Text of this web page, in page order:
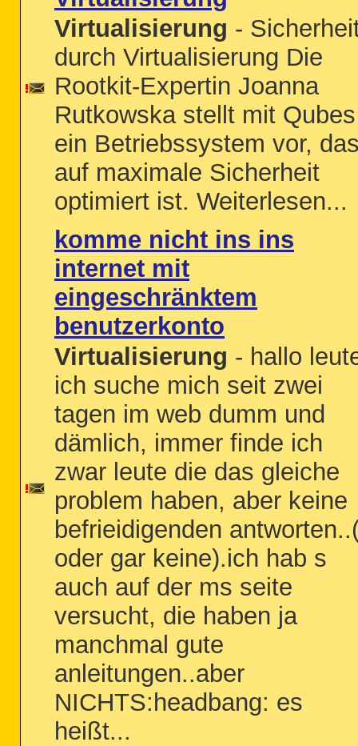
Virtualisierung -
durch Virtualisierung Die
Rootkit-Expertin Joanna
Rutkowska stellt mit Qubes
ein Betriebssystem vor,
auf maximale Sicherheit
optimiert ist. Weiterlesen...
komme nicht ins ins
internet mit
eingeschränktem
benutzerkonto
Virtualisierung - hallo
ich suche mich seit zwei
tagen im web dumm und
dämlich, immer finde ich
zwar leute die das gleiche
problem haben, aber keine
befrieidigenden
oder gar keine).ich hab s
auch auf der ms seite
versucht, die haben ja
manchmal gute
anleitungen..aber
NICHTS:headbang: es
heißt...